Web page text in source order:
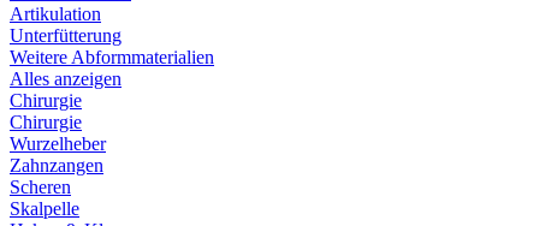
Artikulation
Unterfütterung
Weitere Abformmaterialien
Alles anzeigen
Chirurgie
Chirurgie
Wurzelheber
Zahnzangen
Scheren
Skalpelle